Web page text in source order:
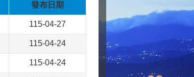
發布日期
115-04-27
115-04-24
115-04-24